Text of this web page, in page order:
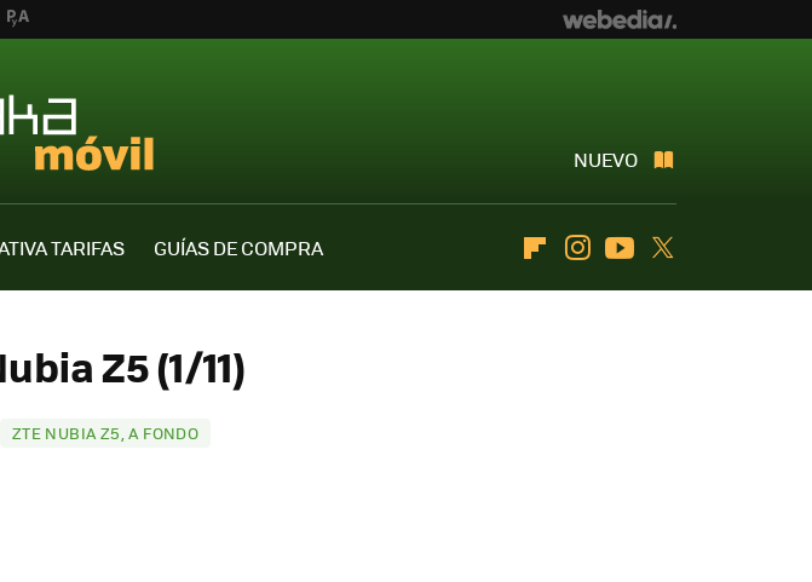
NUEVO
TARIFAS
GUÍAS DE COMPRA
FlipboardInstagramYoutube
Z5 (1/11)
ZTE NUBIA Z5, A FONDO